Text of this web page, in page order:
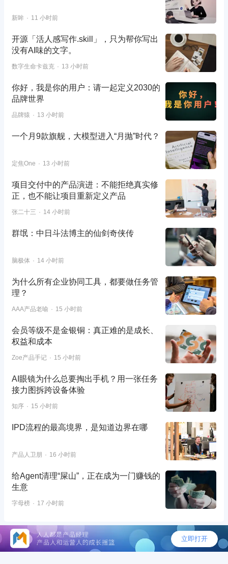
新眸 11 小时前
开源「活人感写作.skill」，只为帮你写出
没有AI味的文字。
数字生命卡兹克 13 小时前
你好，我是你的用户：请一起定义2030的
品牌世界
品牌猿 13 小时前
一个月9款旗舰，大模型进入“月抛”时代？
定焦One 13 小时前
项目交付中的产品演进：不能拒绝真实修
正，也不能让项目重新定义产品
张二十三 14 小时前
群氓：中日斗法博主的仙剑奇侠传
脑极体 14 小时前
为什么所有企业协同工具，都要做任务管
理？
AAA产品老喻 15 小时前
会员等级不是金银铜：真正难的是成长、
权益和成本
Zoe产品手记 15 小时前
AI眼镜为什么总要掏出手机？用一张任务
接力图拆跨设备体验
知序 15 小时前
IPD流程的最高境界，是知道边界在哪
产品人卫朋 16 小时前
给Agent清理“屎山”，正在成为一门赚钱的
生意
字母榜 17 小时前
©2026 - 人人都是产品经理